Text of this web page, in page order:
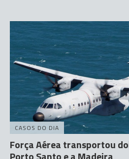
CASOS DO DIA
Força Aérea transportou